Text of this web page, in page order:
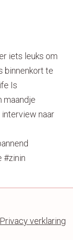
iets leuks om
binnenkort te
Is
maandje
naar
#zinin
Privacy verklaring